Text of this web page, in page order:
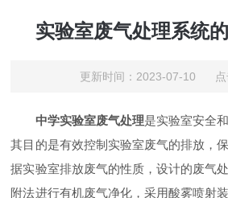
实验室废气处理系统
更新时间：2023-07-10 点
中学实验室废气处理是实验室安全
其目的是有效控制实验室废气的排放，
据实验室排放废气的性质，设计的废气
附法进行有机废气净化，采用酸雾喷射